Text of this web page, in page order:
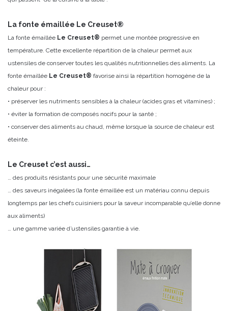
La fonte émaillée Le Creuset®
La fonte émaillée Le Creuset® permet une montée progressive en
température. Cette excellente répartition de la chaleur permet aux
ustensiles de conserver toutes les qualités nutritionnelles des aliments. La
fonte émaillée Le Creuset® favorise ainsi la répartition homogène de la
chaleur pour :
• préserver les nutriments sensibles à la chaleur (acides gras et vitamines) ;
• éviter la formation de composés nocifs pour la santé ;
• conserver des aliments au chaud, même lorsque la source de chaleur est
éteinte.
Le Creuset c’est aussi…
… des produits résistants pour une sécurité maximale
… des saveurs inégalées (la fonte émaillée est un matériau connu depuis
longtemps par les chefs cuisiniers pour la saveur incomparable qu’elle donne
aux aliments)
… une gamme variée d’ustensiles garantie à vie.